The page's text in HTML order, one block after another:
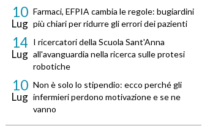
10
Lug
Farmaci, EFPIA cambia le regole: bugiardini
più chiari per ridurre gli errori dei pazienti
14
Lug
I ricercatori della Scuola Sant'Anna
all'avanguardia nella ricerca sulle protesi
robotiche
10
Lug
Non è solo lo stipendio: ecco perché gli
infermieri perdono motivazione e se ne
vanno